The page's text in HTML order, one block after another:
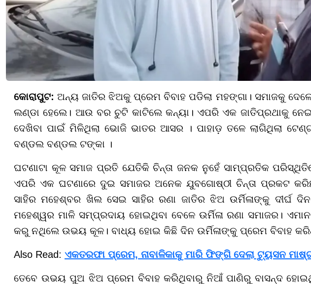
କୋରାପୁଟ: ଅନ୍ୟ ଜାତିର ଝିଅକୁ ପ୍ରେମ ବିବାହ ପଡିଲା ମହଙ୍ଗା। ସମାଜକୁ
ଲଣ୍ଡା ହେଲେ। ଆଉ ବର ଚୁଟି କାଟିଲେ କନ୍ୟା। ଏପରି ଏକ ଜାତିପ୍ରଥାକୁ
ଦେଖିବା ପାଇଁ ମିଳିଥିଲା ଭୋଜି ଭାତର ଆସର । ପାହାଡ଼ ତଳେ ଲାଗିଥିଲା
ବଣ୍ଡଲ ବଣ୍ଡଲ ଟଙ୍କା ।
ଘଟଣାଟା କୂଳ ସମାଜ ପ୍ରତି ଯେତିକି ଚିନ୍ତା ଜନକ ନୁହେଁ ସାମ୍ପ୍ରତିକ
ଏପରି ଏକ ଘଟଣାରେ ଦୁଇ ସମାଜର ଅନେକ ଯୁବଗୋଷ୍ଠୀ ଚିନ୍ତା ପ୍ରକଟ
ସାହିର ମହେଶ୍ବର ଖିଲ ସେଇ ସାହିର ରଣା ଜାତିର ଝିଅ ଉର୍ମିଳାଙ୍କୁ ଦୀର୍ଘ
ମହେଶ୍ୱର ମାଳି ସମ୍ପ୍ରଦାୟ ହୋଇଥିବା ବେଳେ ଉର୍ମିଳା ରଣା ସମାଜର।
କରୁ ନଥିଲେ ଉଭୟ କୂଳ। ବାଧ୍ୟ ହୋଇ କିଛି ଦିନ ଉର୍ମିଳାଙ୍କୁ ପ୍ରେମ ବିବାହ
Also Read: ଏକତରଫା ପ୍ରେମ, ନାବାଳିକାକୁ ମାରି ଫିଙ୍ଗି ଦେଲା ଟ୍ୟୁସନ
ତେବେ ଉଭୟ ପୁଅ ଝିଅ ପ୍ରେମ ବିବାହ କରିଥିବାରୁ ନିଆଁ ପାଣିରୁ ବାସନ୍ଦ